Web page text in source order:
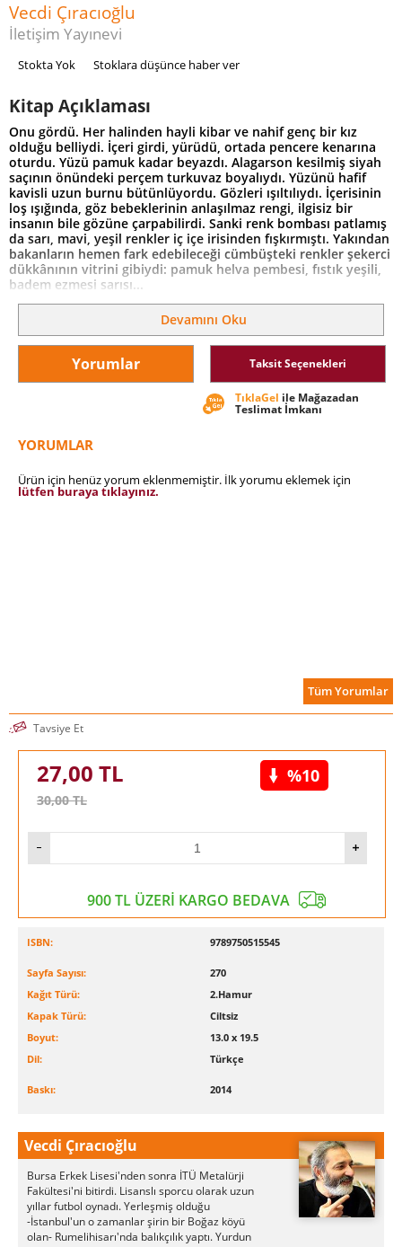
Vecdi Çıracıoğlu
İletişim Yayınevi
Stokta Yok Stoklara düşünce haber ver
Kitap Açıklaması
Onu gördü. Her halinden hayli kibar ve nahif genç bir kız
olduğu belliydi. İçeri girdi, yürüdü, ortada pencere kenarına
oturdu. Yüzü pamuk kadar beyazdı. Alagarson kesilmiş siyah
saçının önündeki perçem turkuvaz boyalıydı. Yüzünü hafif
kavisli uzun burnu bütünlüyordu. Gözleri ışıltılıydı. İçerisinin
loş ışığında, göz bebeklerinin anlaşılmaz rengi, ilgisiz bir
insanın bile gözüne çarpabilirdi. Sanki renk bombası patlamış
da sarı, mavi, yeşil renkler iç içe irisinden fışkırmıştı. Yakından
bakanların hemen fark edebileceği cümbüşteki renkler şekerci
dükkânının vitrini gibiydi: pamuk helva pembesi, fıstık yeşili,
badem ezmesi sarısı...
Süt liman ve buhar tüten deniz, yosun kokan acılar,
koltuklanmış sandallar, huzursuz akçakuşlar... Balıklar
Mezarlığı, gasilhane, cami altı kahvesi... Paşa ruhunu arıyor,
neredesin Pelagia?... Vecdi Çıracıoğlu, "Denize Dair Hikâyat"
üçlemesinin ikinci kitabında Ruhisar'ı anlatıyor. Ateşböcekleri
par par uçuşuyorlar. Küpeşte, borda, karina... Ruhisar, kıyıda
denizcisini bekliyor. Alesta! Ruhisar, deniz kokuyor...
Devamını Oku
Yorumlar Taksit Seçenekleri
TıklaGel ile Mağazadan
Teslimat İmkanı
YORUMLAR
Ürün için henüz yorum eklenmemiştir. İlk yorumu eklemek için
lütfen buraya tıklayınız.
Tüm Yorumlar
Tavsiye Et
27,00 TL
30,00TL
%10
900 TL ÜZERİ KARGO BEDAVA
ISBN: 9789750515545
Sayfa Sayısı:
270
Kağıt Türü:
2.Hamur
Kapak Türü:
Ciltsiz
Boyut:
13.0 x 19.5
Dil:
Türkçe
Baskı: 2014
Vecdi Çıracıoğlu
Bursa Erkek Lisesi'nden sonra İTÜ Metalürji
Fakültesi'ni bitirdi. Lisanslı sporcu olarak uzun
yıllar futbol oynadı. Yerleşmiş olduğu
-İstanbul'un o zamanlar şirin bir Boğaz köyü
olan- Rumelihisarı'nda balıkçılık yaptı. Yurdun